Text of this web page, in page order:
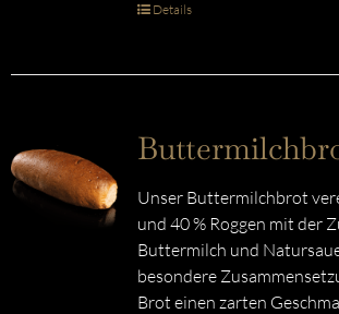
Details
Unser Buttermilchbrot
und 40 % Roggen mit der
Buttermilch und
besondere
Brot einen zarten